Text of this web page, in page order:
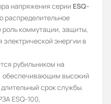
напряжения серии ESQ-
распределительное
коммутации, защиты,
энергии в
рубильником на
обеспечивающим высокий
срок службы.
ESQ-100,